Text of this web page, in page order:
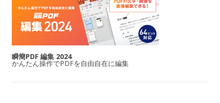
瞬簡PDF 編集 2024
かんたん操作でPDFを自由自在に編集